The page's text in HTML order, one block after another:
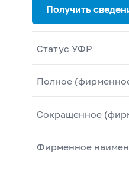
Статус УФР
Полное
Сокращенное
Фирменное